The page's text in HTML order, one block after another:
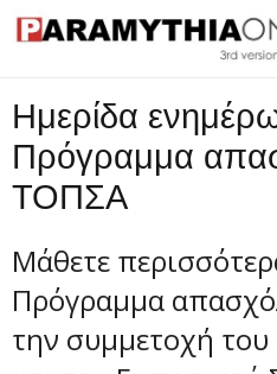
Οικονομία
Τεχνολογία
Επικοινωνία
Ημερίδα
Πρόγραμμα
ΤΟΠΣΑ
Μάθετε
Πρόγραμμα
την συμμετοχή